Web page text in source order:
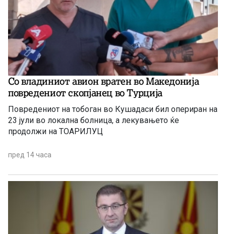
Со владиниот авион вратен во Македонија
повредениот скопјанец во Турција
Повредениот на тобоган во Кушадаси бил опериран на
23 јули во локална болница, а лекувањето ќе
продолжи на ТОАРИЛУЦ
пред 14 часа